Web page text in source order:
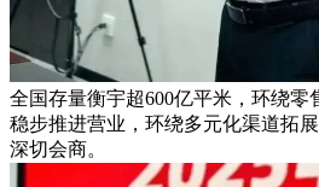
全国存量衡宇超600亿平米，环绕零
稳步推进营业，环绕多元化渠道拓
深切会商。